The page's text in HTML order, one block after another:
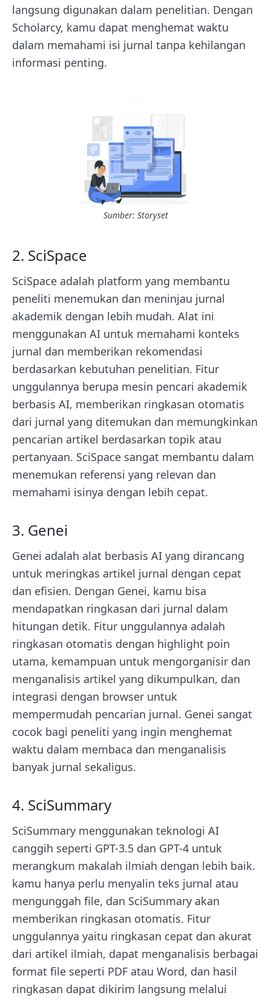
langsung digunakan dalam penelitian. Dengan
Scholarcy, kamu dapat menghemat waktu
dalam memahami isi jurnal tanpa kehilangan
informasi penting.
Sumber: Storyset
2. SciSpace
SciSpace adalah platform yang membantu
peneliti menemukan dan meninjau jurnal
akademik dengan lebih mudah. Alat ini
menggunakan AI untuk memahami konteks
jurnal dan memberikan rekomendasi
berdasarkan kebutuhan penelitian. Fitur
unggulannya berupa mesin pencari akademik
berbasis AI, memberikan ringkasan otomatis
dari jurnal yang ditemukan dan memungkinkan
pencarian artikel berdasarkan topik atau
pertanyaan. SciSpace sangat membantu dalam
menemukan referensi yang relevan dan
memahami isinya dengan lebih cepat.
3. Genei
Genei adalah alat berbasis AI yang dirancang
untuk meringkas artikel jurnal dengan cepat
dan efisien. Dengan Genei, kamu bisa
mendapatkan ringkasan dari jurnal dalam
hitungan detik. Fitur unggulannya adalah
ringkasan otomatis dengan highlight poin
utama, kemampuan untuk mengorganisir dan
menganalisis artikel yang dikumpulkan, dan
integrasi dengan browser untuk
mempermudah pencarian jurnal. Genei sangat
cocok bagi peneliti yang ingin menghemat
waktu dalam membaca dan menganalisis
banyak jurnal sekaligus.
4. SciSummary
SciSummary menggunakan teknologi AI
canggih seperti GPT-3.5 dan GPT-4 untuk
merangkum makalah ilmiah dengan lebih baik.
kamu hanya perlu menyalin teks jurnal atau
mengunggah file, dan SciSummary akan
memberikan ringkasan otomatis. Fitur
unggulannya yaitu ringkasan cepat dan akurat
dari artikel ilmiah, dapat menganalisis berbagai
format file seperti PDF atau Word, dan hasil
ringkasan dapat dikirim langsung melalui